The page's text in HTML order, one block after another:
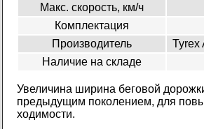
Макс. скорость, км/ч
Комплектация
Производитель
Tyrex
Наличие на складе
Увеличина ширина беговой
предыдущим поколением, для
ходимости.